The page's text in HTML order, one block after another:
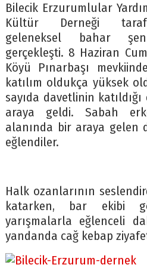
Bilecik Erzurumlular
Kültür Derneği
geleneksel bahar
gerçekleşti. 8 Haziran
Köyü Pınarbaşı
katılım oldukça yüksek
sayıda davetlinin
araya geldi. Sabah
alanında bir araya gelen
eğlendiler.
Halk ozanlarının
katarken, bar ekibi
yarışmalarla eğlenceli
yandanda cağ kebap